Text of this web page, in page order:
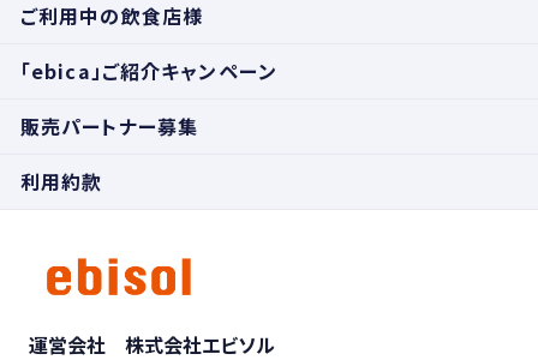
ご利用中の飲食店様
「ebica」ご紹介キャンペーン
販売パートナー募集
利用約款
運営会社 株式会社エビソル